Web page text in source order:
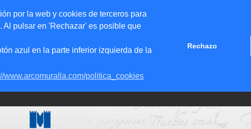
por la web y cookies de terceros para
pulsar en 'Rechazar' es posible que
azul en la parte inferior izquierda de la
www.arcomuralla.com/politica_cookies
Rechazo